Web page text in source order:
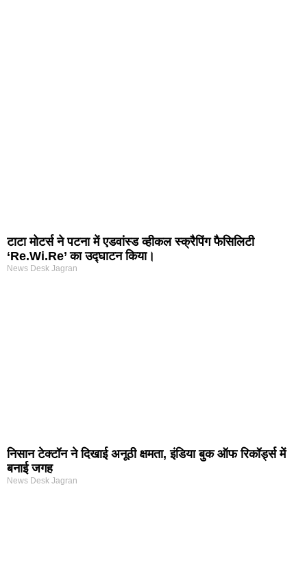
टाटा मोटर्स ने पटना में एडवांस्ड व्हीकल स्क्रैपिंग फैसिलिटी
‘Re.Wi.Re’ का उद्घाटन किया।
News Desk Jagran
निसान टेक्टॉन ने दिखाई अनूठी क्षमता, इंडिया बुक ऑफ रिकॉर्ड्स में
बनाई जगह
News Desk Jagran